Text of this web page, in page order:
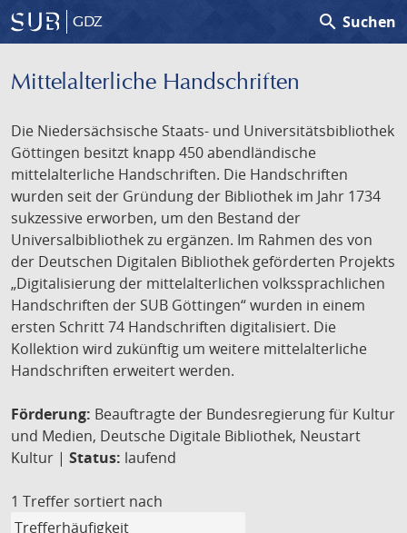
GDZ search Suchen
Mittelalterliche Handschriften
Die Niedersächsische Staats- und Universitätsbibliothek
Göttingen besitzt knapp 450 abendländische
mittelalterliche Handschriften. Die Handschriften
wurden seit der Gründung der Bibliothek im Jahr 1734
sukzessive erworben, um den Bestand der
Universalbibliothek zu ergänzen. Im Rahmen des von
der Deutschen Digitalen Bibliothek geförderten Projekts
„Digitalisierung der mittelalterlichen volkssprachlichen
Handschriften der SUB Göttingen“ wurden in einem
ersten Schritt 74 Handschriften digitalisiert. Die
Kollektion wird zukünftig um weitere mittelalterliche
Handschriften erweitert werden.
Förderung: Beauftragte der Bundesregierung für Kultur
und Medien, Deutsche Digitale Bibliothek, Neustart
Kultur | Status: laufend
1 Treffer sortiert nach